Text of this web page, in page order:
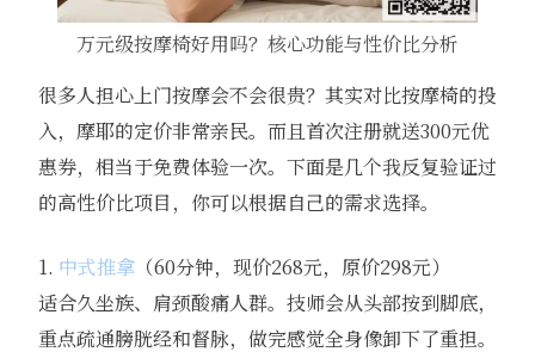
万元级按摩椅好用吗？核心功能与性价比分析
很多人担心上门按摩会不会很贵？其实对比按摩椅的投
入，摩耶的定价非常亲民。而且首次注册就送300元优
惠券，相当于免费体验一次。下面是几个我反复验证过
的高性价比项目，你可以根据自己的需求选择。
1. 中式推拿（60分钟，现价268元，原价298元）
适合久坐族、肩颈酸痛人群。技师会从头部按到脚底，
重点疏通膀胱经和督脉，做完感觉全身像卸下了重担。